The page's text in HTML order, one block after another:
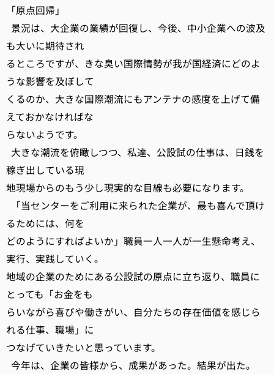
「原点回帰」
景況は、大企業の業績が回復し、今後、中小企業への波及
も大いに期待され
るところですが、きな臭い国際情勢が我が国経済にどのよ
うな影響を及ぼして
くるのか、大きな国際潮流にもアンテナの感度を上げて備
えておかなければな
らないようです。
大きな潮流を俯瞰しつつ、私達、公設試の仕事は、日銭を
稼ぎ出している現
地現場からのもう少し現実的な目線も必要になります。
「当センターをご利用に来られた企業が、最も喜んで頂け
るためには、何を
どのようにすればよいか」職員一人一人が一生懸命考え、
実行、実践していく。
地域の企業のためにある公設試の原点に立ち返り、職員に
とっても「お金をも
らいながら喜びや働きがい、自分たちの存在価値を感じら
れる仕事、職場」に
つなげていきたいと思っています。
今年は、企業の皆様から、成果があった。結果が出た。